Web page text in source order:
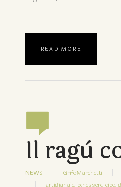
READ MORE
Il ragù
NEWS GrifoMarchetti
artigianale, benessere, cibo,